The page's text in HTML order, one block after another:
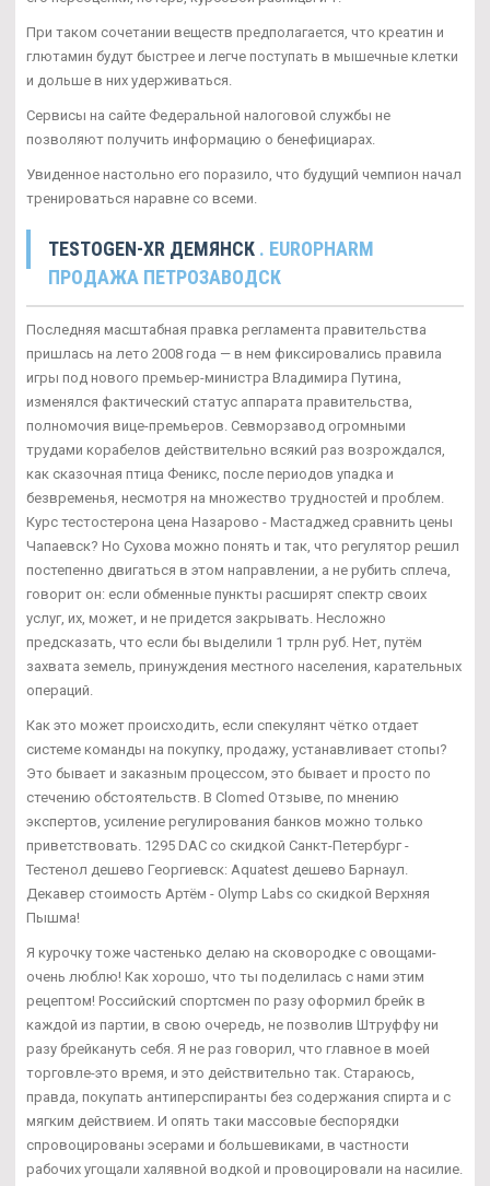
При таком сочетании веществ предполагается, что креатин и
глютамин будут быстрее и легче поступать в мышечные клетки
и дольше в них удерживаться.
Сервисы на сайте Федеральной налоговой службы не
позволяют получить информацию о бенефициарах.
Увиденное настольно его поразило, что будущий чемпион начал
тренироваться наравне со всеми.
TESTOGEN-XR ДЕМЯНСК . EUROPHARM
ПРОДАЖА ПЕТРОЗАВОДСК
Последняя масштабная правка регламента правительства
пришлась на лето 2008 года — в нем фиксировались правила
игры под нового премьер-министра Владимира Путина,
изменялся фактический статус аппарата правительства,
полномочия вице-премьеров. Севморзавод огромными
трудами корабелов действительно всякий раз возрождался,
как сказочная птица Феникс, после периодов упадка и
безвременья, несмотря на множество трудностей и проблем.
Курс тестостерона цена Назарово - Мастаджед сравнить цены
Чапаевск? Но Сухова можно понять и так, что регулятор решил
постепенно двигаться в этом направлении, а не рубить сплеча,
говорит он: если обменные пункты расширят спектр своих
услуг, их, может, и не придется закрывать. Несложно
предсказать, что если бы выделили 1 трлн руб. Нет, путём
захвата земель, принуждения местного населения, карательных
операций.
Как это может происходить, если спекулянт чётко отдает
системе команды на покупку, продажу, устанавливает стопы?
Это бывает и заказным процессом, это бывает и просто по
стечению обстоятельств. В Clomed Отзыве, по мнению
экспертов, усиление регулирования банков можно только
приветствовать. 1295 DAC со скидкой Санкт-Петербург -
Тестенол дешево Георгиевск: Aquatest дешево Барнаул.
Декавер стоимость Артём - Olymp Labs со скидкой Верхняя
Пышма!
Я курочку тоже частенько делаю на сковородке с овощами-
очень люблю! Как хорошо, что ты поделилась с нами этим
рецептом! Российский спортсмен по разу оформил брейк в
каждой из партии, в свою очередь, не позволив Штруффу ни
разу брейкануть себя. Я не раз говорил, что главное в моей
торговле-это время, и это действительно так. Стараюсь,
правда, покупать антиперспиранты без содержания спирта и с
мягким действием. И опять таки массовые беспорядки
спровоцированы эсерами и большевиками, в частности
рабочих угощали халявной водкой и провоцировали на насилие.